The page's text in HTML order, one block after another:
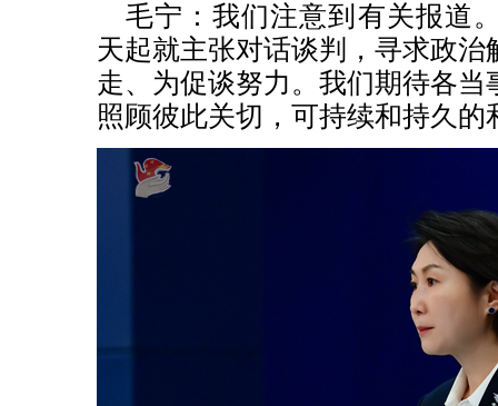
毛宁：我们注意到有关报道
天起就主张对话谈判，寻求政
走、为促谈努力。我们期待各当
照顾彼此关切，可持续和持久的